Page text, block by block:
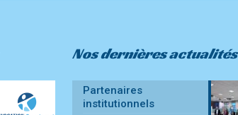
Nos dernières actualités
Partenaires
institutionnels